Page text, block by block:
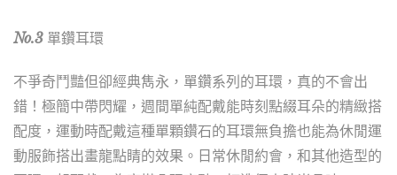
No.3 單鑽耳環
不爭奇鬥豔但卻經典雋永，單鑽系列的耳環，真的不會出
錯！極簡中帶閃耀，週間單純配戴能時刻點綴耳朵的精緻搭
配度，運動時配戴這種單顆鑽石的耳環無負擔也能為休閒運
動服飾搭出畫龍點睛的效果。日常休閒約會，和其他造型的